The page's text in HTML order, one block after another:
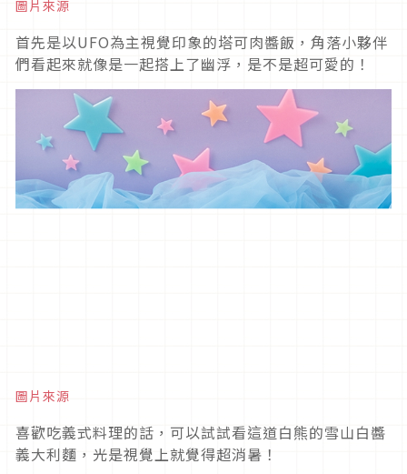
圖片來源
首先是以UFO為主視覺印象的塔可肉醬飯，角落小夥伴
們看起來就像是一起搭上了幽浮，是不是超可愛的！
圖片來源
喜歡吃義式料理的話，可以試試看這道白熊的雪山白醬
義大利麵，光是視覺上就覺得超消暑！